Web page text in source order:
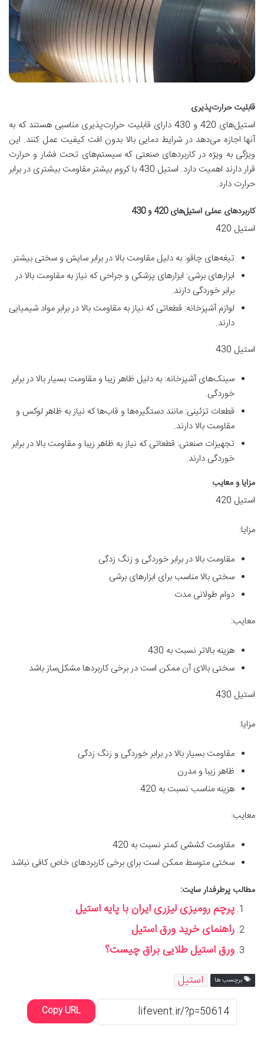
قابلیت حرارت‌پذیری
استیل‌های 420 و 430 دارای قابلیت حرارت‌پذیری مناسبی هستند که به
آنها اجازه می‌دهد در شرایط دمایی بالا بدون افت کیفیت عمل کنند. این
ویژگی به ویژه در کاربردهای صنعتی که سیستم‌های تحت فشار و حرارت
قرار دارند اهمیت دارد. استیل 430 با کروم بیشتر مقاومت بیشتری در برابر
حرارت دارد.
کاربردهای عملی استیل‌های 420 و 430
استیل 420
تیغه‌های چاقو: به دلیل مقاومت بالا در برابر سایش و سختی بیشتر.
ابزارهای برشی: ابزارهای پزشکی و جراحی که نیاز به مقاومت بالا در
برابر خوردگی دارند.
لوازم آشپزخانه: قطعاتی که نیاز به مقاومت بالا در برابر مواد شیمیایی
دارند.
استیل 430
سینک‌های آشپزخانه: به دلیل ظاهر زیبا و مقاومت بسیار بالا در برابر
خوردگی.
قطعات تزئینی: مانند دستگیره‌ها و قاب‌ها که نیاز به ظاهر لوکس و
مقاومت بالا دارند.
تجهیزات صنعتی: قطعاتی که نیاز به ظاهر زیبا و مقاومت بالا در برابر
خوردگی دارند.
مزایا و معایب
استیل 420
مزایا:
مقاومت بالا در برابر خوردگی و زنگ زدگی
سختی بالا مناسب برای ابزارهای برشی
دوام طولانی مدت
معایب:
هزینه بالاتر نسبت به 430
سختی بالای آن ممکن است در برخی کاربردها مشکل‌ساز باشد
استیل 430
مزایا:
مقاومت بسیار بالا در برابر خوردگی و زنگ زدگی
ظاهر زیبا و مدرن
هزینه مناسب نسبت به 420
معایب:
مقاومت کششی کمتر نسبت به 420
سختی متوسط ممکن است برای برخی کاربردهای خاص کافی نباشد
مطالب پرطرفدار سایت:
پرچم رومیزی لیزری ایران با پایه استیل
راهنمای خرید ورق استیل
ورق استیل طلایی براق چیست؟
برچسب ها استیل
Copy URL